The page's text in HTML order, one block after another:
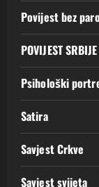
Povijest bez
POVIJEST SRBIJE
Psihološki
Satira
Savjest Crkve
Savjest svijeta